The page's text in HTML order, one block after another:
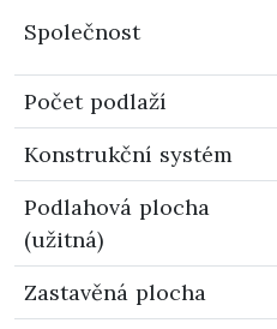
Společnost
Počet podlaží
Konstrukční systém
Podlahová plocha
(užitná)
Zastavěná plocha